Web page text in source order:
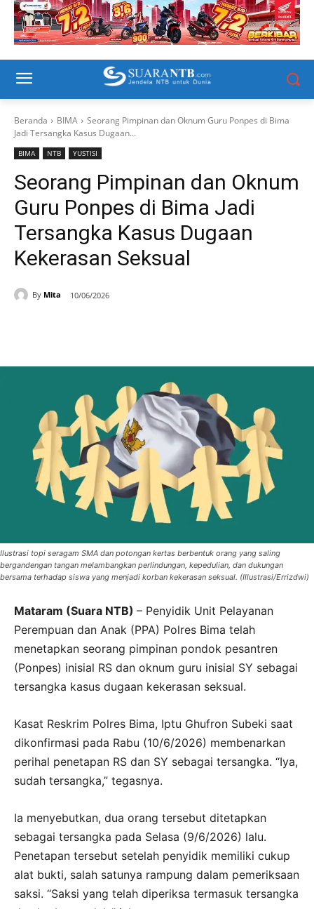
Beranda BIMA
Seorang Pimpinan dan Oknum Guru Ponpes di Bima
Jadi Tersangka Kasus Dugaan...
BIMA NTB YUSTISI
Seorang Pimpinan dan Oknum
Guru Ponpes di Bima Jadi
Tersangka Kasus Dugaan
Kekerasan Seksual
By Mita 10/06/2026
Ilustrasi topi seragam SMA dan potongan kertas berbentuk orang yang saling
bergandengan tangan melambangkan perlindungan, kepedulian, dan dukungan
bersama terhadap siswa yang menjadi korban kekerasan seksual. (Illustrasi/Errizdwi)
Mataram (Suara NTB) – Penyidik Unit Pelayanan
Perempuan dan Anak (PPA) Polres Bima telah
menetapkan seorang pimpinan pondok pesantren
(Ponpes) inisial RS dan oknum guru inisial SY sebagai
tersangka kasus dugaan kekerasan seksual.
Kasat Reskrim Polres Bima, Iptu Ghufron Subeki saat
dikonfirmasi pada Rabu (10/6/2026) membenarkan
perihal penetapan RS dan SY sebagai tersangka. “Iya,
sudah tersangka,” tegasnya.
Ia menyebutkan, dua orang tersebut ditetapkan
sebagai tersangka pada Selasa (9/6/2026) lalu.
Penetapan tersebut setelah penyidik memiliki cukup
alat bukti, salah satunya rampung dalam pemeriksaan
saksi. “Saksi yang telah diperiksa termasuk tersangka